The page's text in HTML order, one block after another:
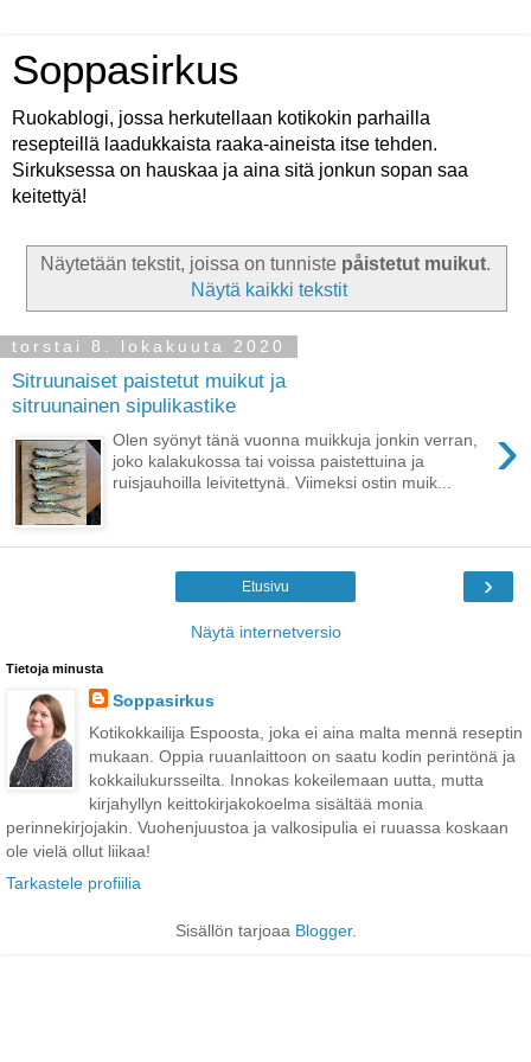
Soppasirkus
Ruokablogi, jossa herkutellaan kotikokin parhailla
resepteillä laadukkaista raaka-aineista itse tehden.
Sirkuksessa on hauskaa ja aina sitä jonkun sopan saa
keitettyä!
Näytetään tekstit, joissa on tunniste påistetut muikut.
Näytä kaikki tekstit
torstai 8. lokakuuta 2020
Sitruunaiset paistetut muikut ja
sitruunainen sipulikastike
›
Olen syönyt tänä vuonna muikkuja jonkin verran,
joko kalakukossa tai voissa paistettuina ja
ruisjauhoilla leivitettynä. Viimeksi ostin muik...
›
Etusivu
Näytä internetversio
Tietoja minusta
Soppasirkus
Kotikokkailija Espoosta, joka ei aina malta mennä reseptin
mukaan. Oppia ruuanlaittoon on saatu kodin perintönä ja
kokkailukursseilta. Innokas kokeilemaan uutta, mutta
kirjahyllyn keittokirjakokoelma sisältää monia
perinnekirjojakin. Vuohenjuustoa ja valkosipulia ei ruuassa koskaan
ole vielä ollut liikaa!
Tarkastele profiilia
Sisällön tarjoaa Blogger.